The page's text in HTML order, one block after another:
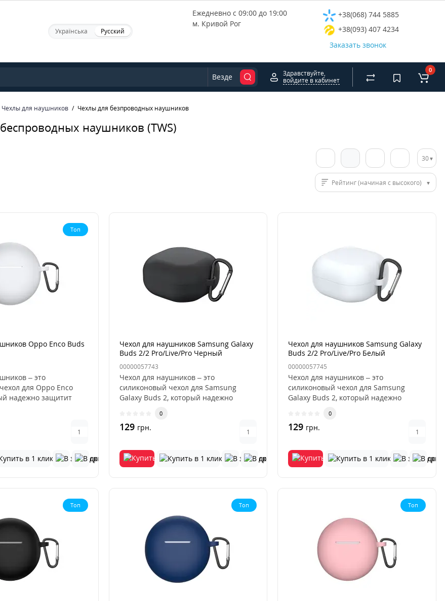
Українська Русский
Ежедневно с 09:00 до 19:00
м. Кривой Рог
+38(068) 744 5885
+38(093) 407 4234
Заказать звонок
Везде
Здравствуйте,
войдите в кабинет
0
Чехлы для наушников Чехлы для безпроводных наушников
наушников (TWS)
30
Рейтинг (начиная с высокого)
Топ
Oppo Enco Buds
– это
для Oppo Enco
надежно защитит
Чехол для наушников Samsung Galaxy
Buds 2/2 Pro/Live/Pro Черный
00000057743
Чехол для наушников – это
силиконовый чехол для Samsung
Galaxy Buds 2, который надежно
0
129 грн.
Чехол для наушников Samsung Galaxy
Buds 2/2 Pro/Live/Pro Белый
00000057745
Чехол для наушников – это
силиконовый чехол для Samsung
Galaxy Buds 2, который надежно
0
129 грн.
Топ Топ Топ